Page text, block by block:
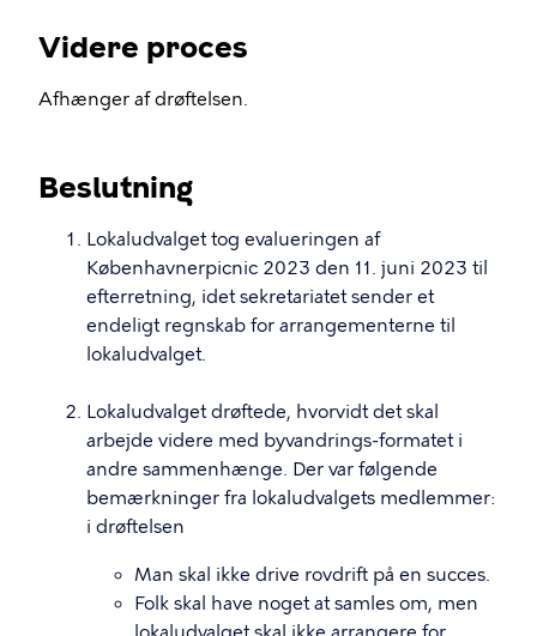
Videre proces
Afhænger af drøftelsen.
Beslutning
Lokaludvalget tog evalueringen af
Københavnerpicnic 2023 den 11. juni 2023 til
efterretning, idet sekretariatet sender et
endeligt regnskab for arrangementerne til
lokaludvalget.
Lokaludvalget drøftede, hvorvidt det skal
arbejde videre med byvandrings-formatet i
andre sammenhænge. Der var følgende
bemærkninger fra lokaludvalgets medlemmer:
i drøftelsen
Man skal ikke drive rovdrift på en succes.
Folk skal have noget at samles om, men